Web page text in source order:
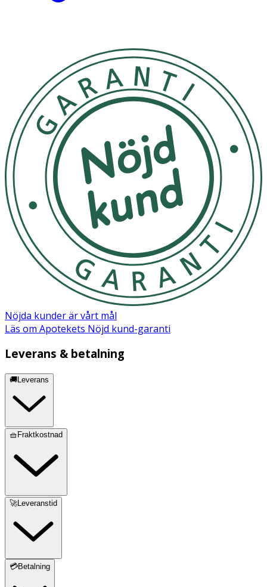
Nöjda kunder är vårt mål
Läs om Apotekets Nöjd kund-garanti
Leverans & betalning
🚚Leverans
🧺Fraktkostnad
🚀Leveranstid
💳Betalning